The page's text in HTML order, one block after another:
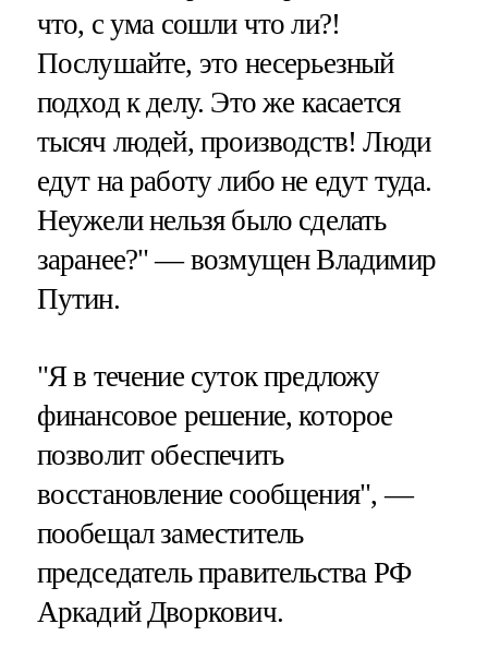
что, с ума сошли что ли?!
Послушайте, это несерьезный
подход к делу. Это же касается
тысяч людей, производств! Люди
едут на работу либо не едут туда.
Неужели нельзя было сделать
заранее?" — возмущен Владимир
Путин.
"Я в течение суток предложу
финансовое решение, которое
позволит обеспечить
восстановление сообщения", —
пообещал заместитель
председатель правительства РФ
Аркадий Дворкович.